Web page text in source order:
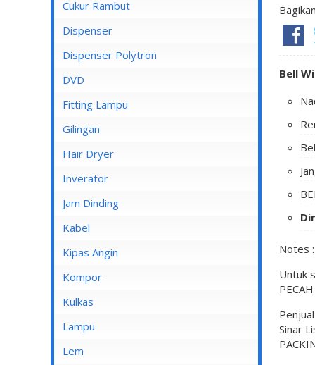
Bell
Notes :
Untuk
Sinar
Cukur Rambut
Dispenser
Dispenser Cosmos
Dispenser Miyako
Dispenser Sanken
Dispenser Polytron
DVD
Fitting Lampu
Gilingan
Hair Dryer
Inverator
Jam Dinding
Kabel
Inbow/Outbow T Dus
Kabel Aksesoris
Kabel Antena
Kabel BC
Kipas Angin
Kipas Angin Berdiri
Kipas Angin Dinding
Kipas Angin Duduk
Kipas Angin Gantung
Kompor
Kompor Rinnai
Kulkas
LG
POLYTRON
Lampu
Fitting Lampu
Lem